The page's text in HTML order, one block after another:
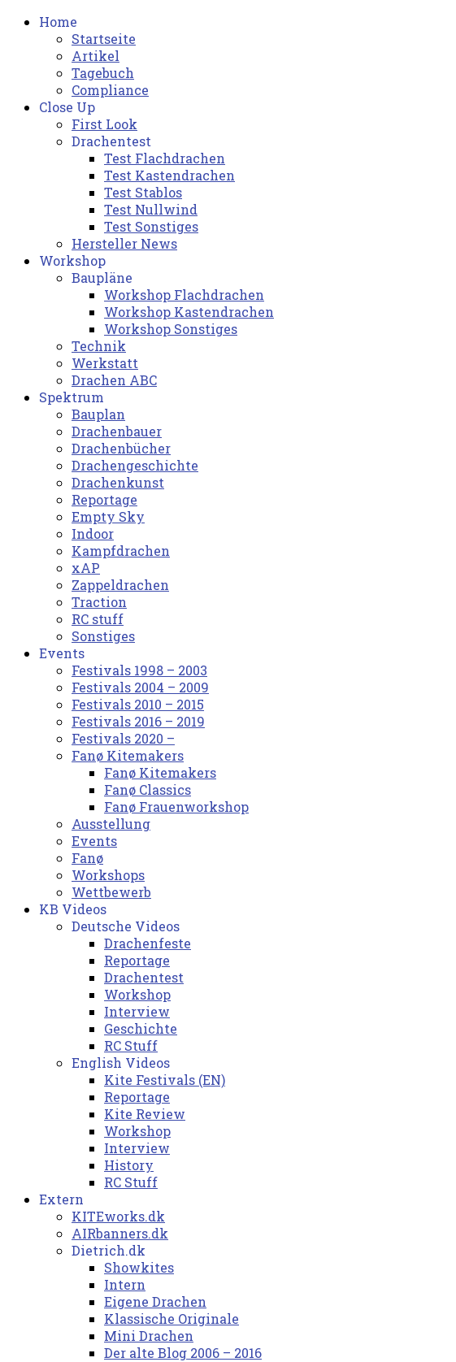
Home
Startseite
Artikel
Tagebuch
Compliance
Close Up
First Look
Drachentest
Test Flachdrachen
Test Kastendrachen
Test Stablos
Test Nullwind
Test Sonstiges
Hersteller News
Workshop
Baupläne
Workshop Flachdrachen
Workshop Kastendrachen
Workshop Sonstiges
Technik
Werkstatt
Drachen ABC
Spektrum
Bauplan
Drachenbauer
Drachenbücher
Drachengeschichte
Drachenkunst
Reportage
Empty Sky
Indoor
Kampfdrachen
xAP
Zappeldrachen
Traction
RC stuff
Sonstiges
Events
Festivals 1998 – 2003
Festivals 2004 – 2009
Festivals 2010 – 2015
Festivals 2016 – 2019
Festivals 2020 –
Fanø Kitemakers
Fanø Kitemakers
Fanø Classics
Fanø Frauenworkshop
Ausstellung
Events
Fanø
Workshops
Wettbewerb
KB Videos
Deutsche Videos
Drachenfeste
Reportage
Drachentest
Workshop
Interview
Geschichte
RC Stuff
English Videos
Kite Festivals (EN)
Reportage
Kite Review
Workshop
Interview
History
RC Stuff
Extern
KITEworks.dk
AIRbanners.dk
Dietrich.dk
Showkites
Intern
Eigene Drachen
Klassische Originale
Mini Drachen
Der alte Blog 2006 – 2016